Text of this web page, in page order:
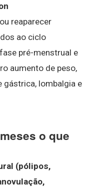
reaparecer
ao ciclo
pré-menstrual e
aumento de peso,
gástrica, lombalgia e
o que
(pólipos,